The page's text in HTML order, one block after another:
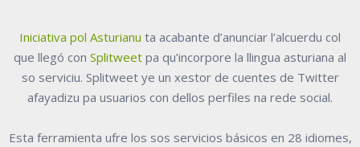
Iniciativa pol Asturianu ta acabante d’anunciar l’alcuerdu col
que llegó con Splitweet pa qu’incorpore la llingua asturiana al
so serviciu. Splitweet ye un xestor de cuentes de Twitter
afayadizu pa usuarios con dellos perfiles na rede social.
Esta ferramienta ufre los sos servicios básicos en 28 idiomes,